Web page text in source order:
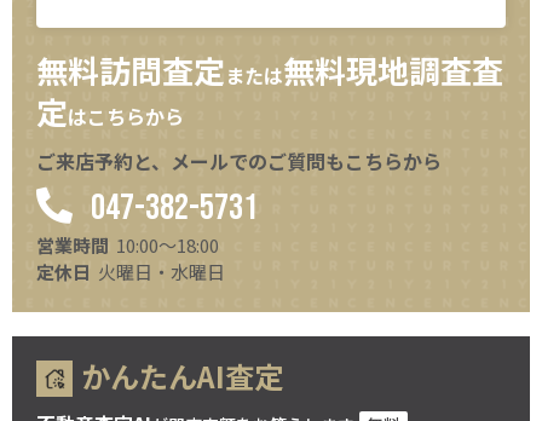
無料訪問査定または無料現地調査査
定はこちらから
ご来店予約と、メールでのご質問もこちらから
047-382-5731
営業時間 10:00～18:00
定休日 火曜日・水曜日
かんたんAI査定